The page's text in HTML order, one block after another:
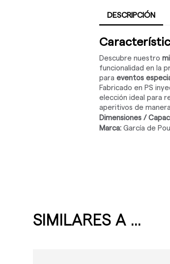
DESCRIPCIÓN
Descubre nuestro
funcionalidad en la
para eventos
Fabricado en PS
elección ideal para
aperitivos de
Dimensiones /
Marca:García de Pou
SIMILARES A ...